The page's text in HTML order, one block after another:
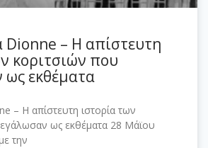
Dionne – Η απίστευτη
κοριτσιών που
ως εκθέματα
– Η απίστευτη ιστορία των
ως εκθέματα 28 Μάϊου
την